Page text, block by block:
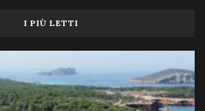
I PIÙ LETTI